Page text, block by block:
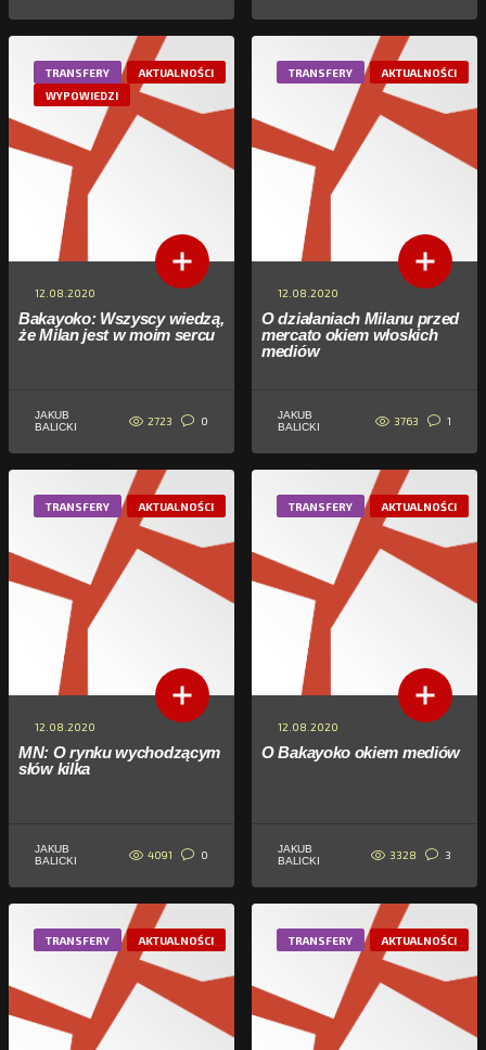
TRANSFERY
AKTUALNOŚCI
WYPOWIEDZI
12.08.2020
Bakayoko: Wszyscy wiedzą,
że Milan jest w moim sercu
JAKUB
BALICKI
2723 0
TRANSFERY AKTUALNOŚCI
12.08.2020
O działaniach Milanu przed
mercato okiem włoskich
mediów
JAKUB
BALICKI
3763 1
TRANSFERY AKTUALNOŚCI
12.08.2020
MN: O rynku wychodzącym
słów kilka
JAKUB
BALICKI
4091 0
TRANSFERY AKTUALNOŚCI
12.08.2020
O Bakayoko okiem mediów
JAKUB
BALICKI
3328 3
TRANSFERY AKTUALNOŚCI TRANSFERY AKTUALNOŚCI